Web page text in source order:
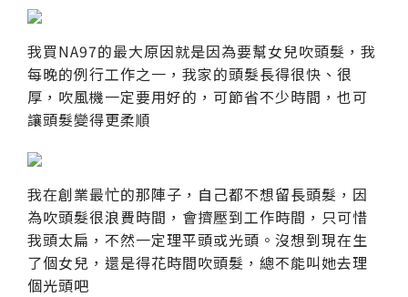
我買NA97的最大原因就是因為要幫女兒吹頭髮，我
每晚的例行工作之一，我家的頭髮長得很快、很
厚，吹風機一定要用好的，可節省不少時間，也可
讓頭髮變得更柔順
我在創業最忙的那陣子，自己都不想留長頭髮，因
為吹頭髮很浪費時間，會擠壓到工作時間，只可惜
我頭太扁，不然一定理平頭或光頭。沒想到現在生
了個女兒，還是得花時間吹頭髮，總不能叫她去理
個光頭吧